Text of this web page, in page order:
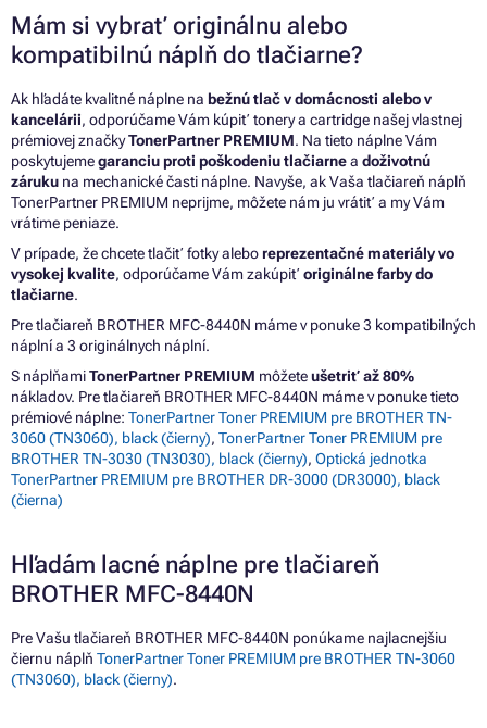
Mám si vybrať originálnu alebo
kompatibilnú náplň do tlačiarne?
Ak hľadáte kvalitné náplne na bežnú tlač v domácnosti alebo v
kancelárii, odporúčame Vám kúpiť tonery a cartridge našej vlastnej
prémiovej značkyTonerPartner PREMIUM. Na tieto náplne Vám
poskytujemegaranciu proti poškodeniu tlačiarnea doživotnú
záruku na mechanické časti náplne. Navyše, ak Vaša tlačiareň náplň
TonerPartner PREMIUM neprijme, môžete nám ju vrátiť a my Vám
vrátime peniaze.
V prípade, že chcete tlačiť fotky aleboreprezentačné materiály vo
vysokej kvalite, odporúčame Vám zakúpiť originálne farby do
tlačiarne.
Pre tlačiareň BROTHER MFC-8440N máme v ponuke 3 kompatibilných
náplní a 3 originálnych náplní.
S náplňamiTonerPartner PREMIUM môžeteušetriť až 80%
nákladov. Pre tlačiareň BROTHER MFC-8440N máme v ponuke tieto
prémiové náplne: TonerPartner Toner PREMIUM pre BROTHER TN-
3060 (TN3060), black (čierny), TonerPartner Toner PREMIUM pre
BROTHER TN-3030 (TN3030), black (čierny), Optická jednotka
TonerPartner PREMIUM pre BROTHER DR-3000 (DR3000), black
(čierna)
Hľadám lacné náplne pre tlačiareň
BROTHER MFC-8440N
Pre Vašu tlačiareň BROTHER MFC-8440N ponúkame najlacnejšiu
čiernu náplň TonerPartner Toner PREMIUM pre BROTHER TN-3060
(TN3060), black (čierny).